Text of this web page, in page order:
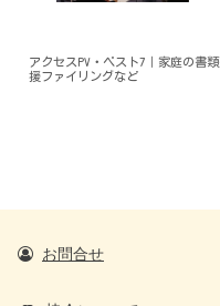
アクセスPV・ベスト7｜家庭の書
援ファイリングなど
お問合せ